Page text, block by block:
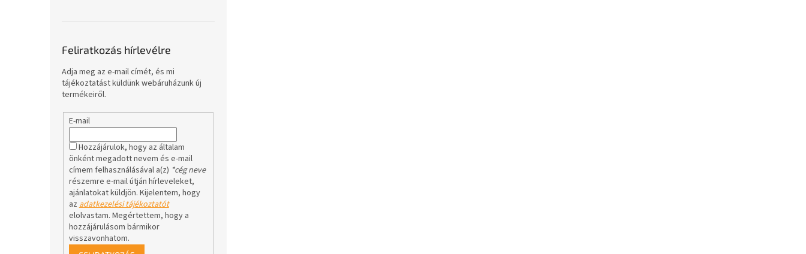
Feliratkozás hírlevélre
Adja meg az e-mail címét, és mi
tájékoztatást küldünk webáruházunk új
termékeiről.
E-mail
Hozzájárulok, hogy az általam
önként megadott nevem és e-mail
címem felhasználásával a(z) *cég neve
részemre e-mail útján hírleveleket,
ajánlatokat küldjön. Kijelentem, hogy
azadatkezelési tájékoztatót
elolvastam. Megértettem, hogy a
hozzájárulásom bármikor
visszavonhatom.